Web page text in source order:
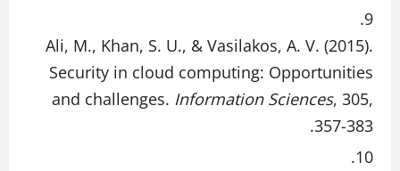
Ali, M., Khan, S. U., & Vasilakos, A. V. (2015).
Security in cloud computing: Opportunities
and challenges. Information Sciences, 305,
357-383.